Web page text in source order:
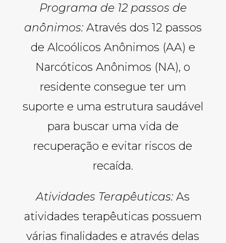
Programa de 12 passos de
anônimos:Através dos 12 passos
de Alcoólicos Anônimos (AA) e
Narcóticos Anônimos (NA), o
residente consegue ter um
suporte e uma estrutura saudável
para buscar uma vida de
recuperação e evitar riscos de
recaída.
Atividades Terapêuticas: As
atividades terapêuticas possuem
várias finalidades e através delas